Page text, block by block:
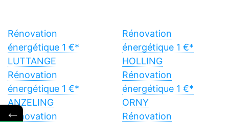
Rénovation
énergétique 1 €*
LUTTANGE
Rénovation
énergétique 1 €*
HOLLING
Rénovation
énergétique 1 €*
ANZELING
Rénovation
énergétique 1 €*
ORNY
Rénovation
Rénovation
←